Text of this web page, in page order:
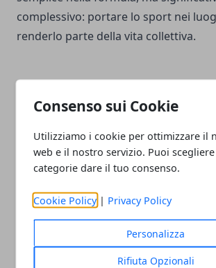
Consenso sui Cookie
Utilizziamo i cookie per ottimizzare il
web e il nostro servizio. Puoi
categorie dare il tuo consenso.
Cookie Policy | Privacy Policy
Personalizza
Rifiuta Opzionali
complessivo: portare lo sport nei
renderlo parte della vita collettiva.
Articolo Precedente
Garisenda, a Bologna
profondi 21 metri